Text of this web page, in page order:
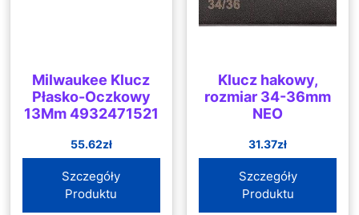
Milwaukee Klucz
Płasko-Oczkowy
13Mm 4932471521
55.62zł
Szczegóły
Produktu
Klucz hakowy,
rozmiar 34-36mm
NEO
31.37zł
Szczegóły
Produktu